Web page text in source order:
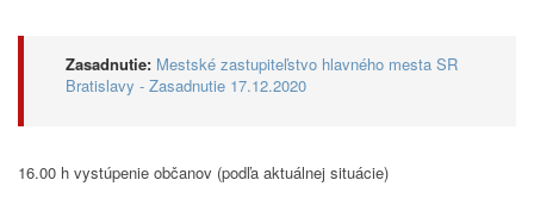
Zasadnutie: Mestské zastupiteľstvo hlavného mesta SR
Bratislavy - Zasadnutie 17.12.2020
16.00 h vystúpenie občanov (podľa aktuálnej situácie)